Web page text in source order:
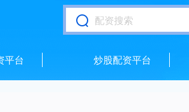
平台 炒股配资平台